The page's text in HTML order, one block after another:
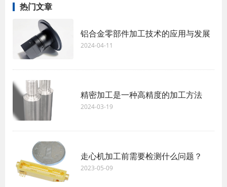
热门文章
铝合金零部件加工技术的应用与发展
2024-04-11
精密加工是一种高精度的加工方法
2024-03-19
走心机加工前需要检测什么问题？
2023-05-09